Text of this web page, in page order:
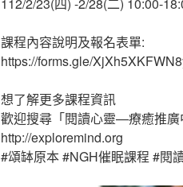
112/2/23(四) -2/28(二) 10:00-
課程內容說明及報名表單:
https://forms.gle/
想了解更多課程資訊
歡迎搜尋「閱讀心靈—療癒推廣
http://exploremind.org
#頌缽原本 #NGH催眠課程 #閱